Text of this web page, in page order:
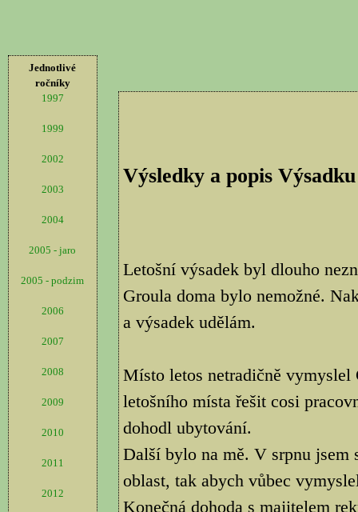
Jednotlivé
ročníky
1997
1999
2002
2003
2004
2005 - jaro
2005 - podzim
2006
2007
2008
2009
2010
2011
2012
Výsledky a popis Výsadku
Letošní výsadek byl dlouho
Groula doma bylo nemožné.
a výsadek udělám.
Místo letos netradičně
letošního místa řešit cosi
dohodl ubytování.
Další bylo na mě. V srpnu jsem
oblast, tak abych vůbec
Konečná dohoda s majitelem